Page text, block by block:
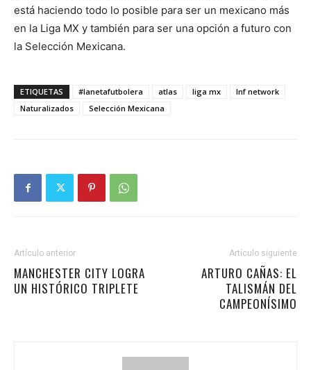
está haciendo todo lo posible para ser un mexicano más
en la Liga MX y también para ser una opción a futuro con
la Selección Mexicana.
ETIQUETAS #lanetafutbolera atlas liga mx
lnf network
Naturalizados
Selección Mexicana
Artículo anterior
MANCHESTER CITY LOGRA
UN HISTÓRICO TRIPLETE
Artículo siguiente
ARTURO CAÑAS: EL
TALISMÁN DEL
CAMPEONÍSIMO